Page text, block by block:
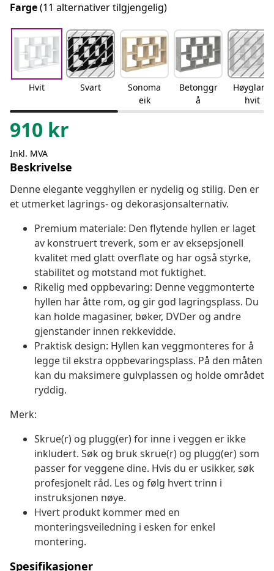
Farge(11 alternativer tilgjengelig)
Hvit Svart
Sonoma
eik
Betonggr
å
Høyglans
hvit
910 kr
Inkl. MVA
Beskrivelse
Denne elegante vegghyllen er nydelig og stilig. Den er
et utmerket lagrings- og dekorasjonsalternativ.
Premium materiale: Den flytende hyllen er laget
av konstruert treverk, som er av eksepsjonell
kvalitet med glatt overflate og har også styrke,
stabilitet og motstand mot fuktighet.
Rikelig med oppbevaring: Denne veggmonterte
hyllen har åtte rom, og gir god lagringsplass. Du
kan holde magasiner, bøker, DVDer og andre
gjenstander innen rekkevidde.
Praktisk design: Hyllen kan veggmonteres for å
legge til ekstra oppbevaringsplass. På den måten
kan du maksimere gulvplassen og holde området
ryddig.
Merk:
Skrue(r) og plugg(er) for inne i veggen er ikke
inkludert. Søk og bruk skrue(r) og plugg(er) som
passer for veggene dine. Hvis du er usikker, søk
profesjonelt råd. Les og følg hvert trinn i
instruksjonen nøye.
Hvert produkt kommer med en
monteringsveiledning i esken for enkel
montering.
Spesifikasjoner